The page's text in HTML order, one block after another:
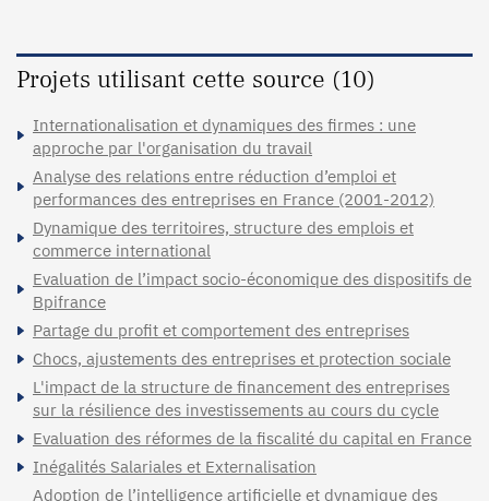
Projets utilisant cette source (10)
Internationalisation et dynamiques des firmes : une
approche par l'organisation du travail
Analyse des relations entre réduction d’emploi et
performances des entreprises en France (2001-2012)
Dynamique des territoires, structure des emplois et
commerce international
Evaluation de l’impact socio-économique des dispositifs de
Bpifrance
Partage du profit et comportement des entreprises
Chocs, ajustements des entreprises et protection sociale
L'impact de la structure de financement des entreprises
sur la résilience des investissements au cours du cycle
Evaluation des réformes de la fiscalité du capital en France
Inégalités Salariales et Externalisation
Adoption de l’intelligence artificielle et dynamique des